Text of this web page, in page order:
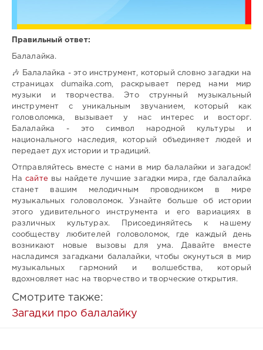
Правильный ответ:
Балалайка.
🎶 Балалайка - это инструмент, который словно загадки на
страницах dumaika.com, раскрывает перед нами мир
музыки и творчества. Это струнный музыкальный
инструмент с уникальным звучанием, который как
головоломка, вызывает у нас интерес и восторг.
Балалайка - это символ народной культуры и
национального наследия, который объединяет людей и
передает дух истории и традиций.
Отправляйтесь вместе с нами в мир балалайки и загадок!
Насайте вы найдете лучшие загадки мира, где балалайка
станет вашим мелодичным проводником в мире
музыкальных головоломок. Узнайте больше об истории
этого удивительного инструмента и его вариациях в
различных культурах. Присоединяйтесь к нашему
сообществу любителей головоломок, где каждый день
возникают новые вызовы для ума. Давайте вместе
насладимся загадками балалайки, чтобы окунуться в мир
музыкальных гармоний и волшебства, который
вдохновляет нас на творчество и творческие открытия.
Смотрите также:
Загадки про балалайку